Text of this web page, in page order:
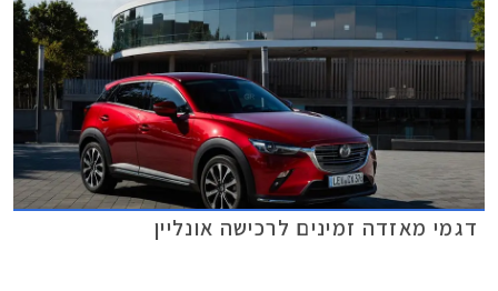
דגמי מאזדה זמינים לרכישה אונליין